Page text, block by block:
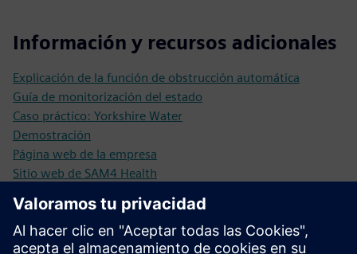
Información y recursos adicionales
Explicación de la función de obstrucción automática
Guía de monitorización del estado
Caso práctico: Yorkshire Water
Demostración
Página web de la empresa
Sitio web de SAM4 Health
Requisitos previos
Accionamiento = alimentado por corriente alterna (es